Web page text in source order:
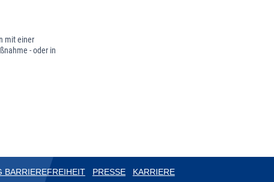
mit einer
- oder in
BARRIEREFREIHEIT PRESSE
KARRIERE